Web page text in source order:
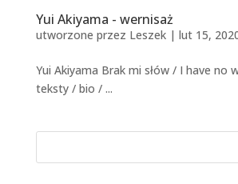
Yui Akiyama - wernisaż
utworzone przez Leszek| lut 15,
Yui Akiyama Brak mi słów / I have no
teksty / bio / ...